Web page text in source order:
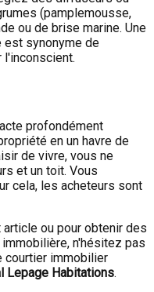
(pamplemousse,
ou de brise marine. Une
est synonyme de
l'inconscient.
profondément
en un havre de
de vivre, vous ne
et un toit. Vous
cela, les acheteurs sont
ou pour obtenir des
n'hésitez pas
courtier immobilier
Lepage Habitations.